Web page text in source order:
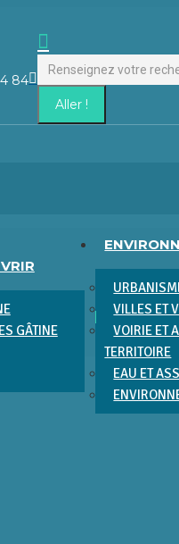
84
La
page
Facebook
fenêtre
GÂTINE
VILLES ET
VOIRIE ET
TERRITOIRE
EAU ET